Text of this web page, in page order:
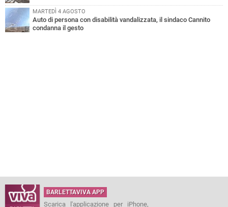
MARTEDÌ 4 AGOSTO
Auto di persona con disabilità vandalizzata, il sindaco Cannito
condanna il gesto
BARLETTAVIVA APP
Scarica l'applicazione per iPhone,